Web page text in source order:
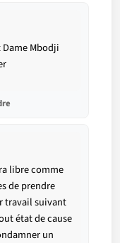
Dame Mbodji
libre comme
de prendre
travail suivant
état de cause
un